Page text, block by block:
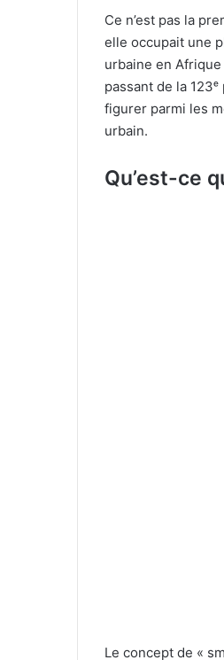
Ce n’est pas la
elle occupait une
urbaine en
passant de la
figurer parmi les
urbain.
Qu’est-ce
Le concept de «